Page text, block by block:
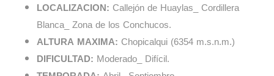
LOCALIZACION: Callejón de Huaylas_ Cordillera
Blanca_ Zona de los Conchucos.
ALTURA MAXIMA: Chopicalqui (6354 m.s.n.m.)
DIFICULTAD: Moderado_ Difícil.